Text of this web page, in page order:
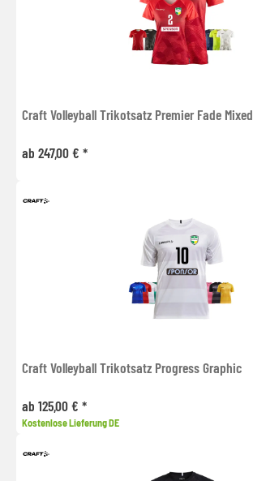
Craft Volleyball Trikotsatz Premier Fade Mixed
ab 247,00 € *
Craft Volleyball Trikotsatz Progress Graphic
ab 125,00 € *
Kostenlose Lieferung DE